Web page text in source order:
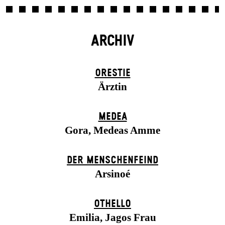
ARCHIV
ORESTIE
Ärztin
MEDEA
Gora, Medeas Amme
DER MENSCHENFEIND
Arsinoé
OTHELLO
Emilia, Jagos Frau